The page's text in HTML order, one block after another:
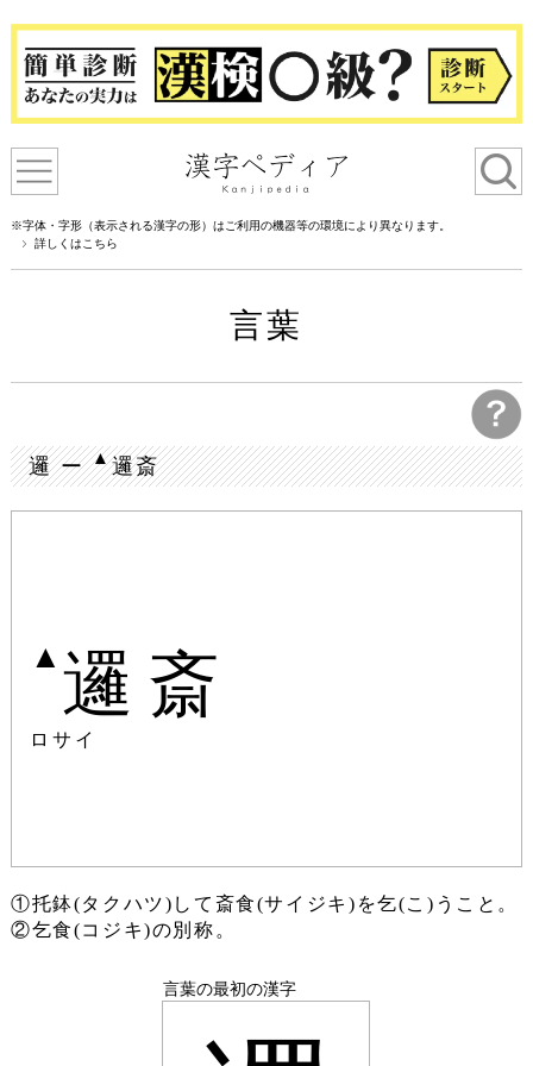
※字体・字形（表示される漢字の形）はご利用の機器等の環境により異なります。
詳しくはこちら
言葉
邏 ー▲邏斎
▲ 邏斎
ロサイ
①托鉢(タクハツ)して斎食(サイジキ)を乞(こ)うこと。
②乞食(コジキ)の別称。
言葉の最初の漢字